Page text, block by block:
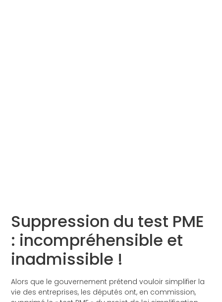
Suppression du test PME
: incompréhensible et
inadmissible !
Alors que le gouvernement prétend vouloir simplifier la
vie des entreprises, les députés ont, en commission,